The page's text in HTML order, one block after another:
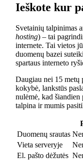
Ieškote kur
Svetainių talpinimas
hosting) – tai
internete. Tai vietos
duomenų bazei
spartaus interneto
Daugiau nei 15 metų
kokybė, lankstūs
nulėmė, kad šiandien
talpina ir mumis
Duomenų srautas
Vieta serveryje
El. pašto dėžutės